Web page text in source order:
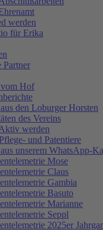
werden
für Erika
Partner
vom Hof
den Loburger Horsten
des Vereins
werden
und Patentiere
unserem WhatsApp-
Mose
Claus
Gambia
Basuto
Marianne
Seppl
2025er